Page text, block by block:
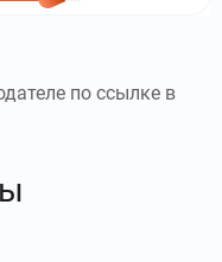
по ссылке в